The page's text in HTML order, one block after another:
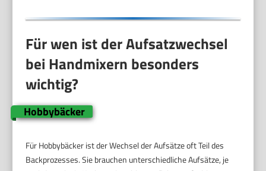
Für wen ist der Aufsatzwechsel
bei Handmixern besonders
wichtig?
Hobbybäcker
Für Hobbybäcker ist der Wechsel der Aufsätze oft Teil des
Backprozesses. Sie brauchen unterschiedliche Aufsätze, je